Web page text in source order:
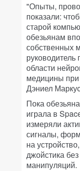
"Опыты,
показали:
старой
обезьянам
собственных
области
медицины при
Дэниел
Пока
играла в
измеряли
сигналы,
на
джойстика
манипуляций.